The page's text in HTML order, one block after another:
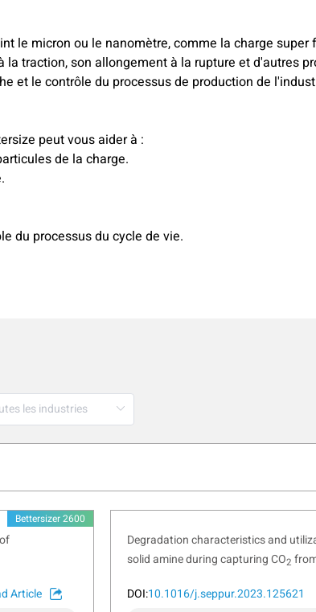
le micron ou le nanomètre, comme la charge
traction, son allongement à la rupture et d'autres
et le contrôle du processus de production de
peut vous aider à :
de la charge.
du processus du cycle de vie.
Bettersizer 2600
Article
Degradation characteristics and
solid amine during capturing CO2
DOI:10.1016/j.seppur.2023.125621